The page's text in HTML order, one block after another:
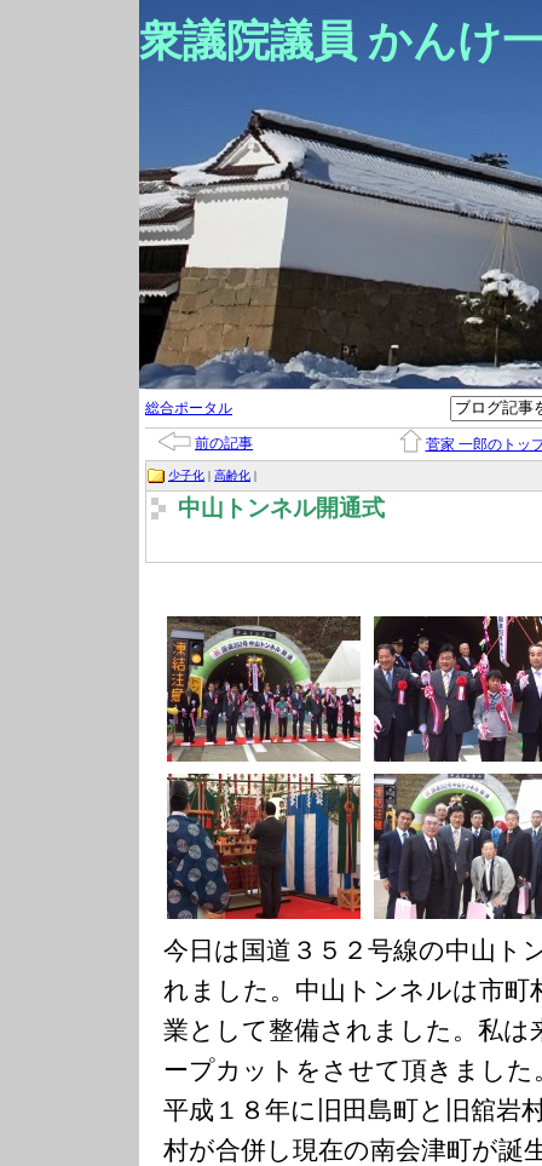
衆議院議員 かんけ
総合ポータル
前の記事 菅家 一郎のトッ
少子化 | 高齢化 |
中山トンネル開通式
今日は国道３５２号線の中山ト
れました。中山トンネルは市町
業として整備されました。私は
ープカットをさせて頂きました
平成１８年に旧田島町と旧舘岩
村が合併し現在の南会津町が誕